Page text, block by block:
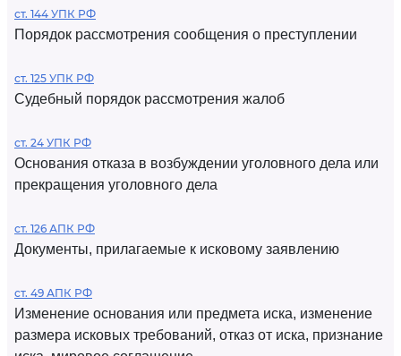
ст. 144 УПК РФ
Порядок рассмотрения сообщения о преступлении
ст. 125 УПК РФ
Судебный порядок рассмотрения жалоб
ст. 24 УПК РФ
Основания отказа в возбуждении уголовного дела или
прекращения уголовного дела
ст. 126 АПК РФ
Документы, прилагаемые к исковому заявлению
ст. 49 АПК РФ
Изменение основания или предмета иска, изменение
размера исковых требований, отказ от иска, признание